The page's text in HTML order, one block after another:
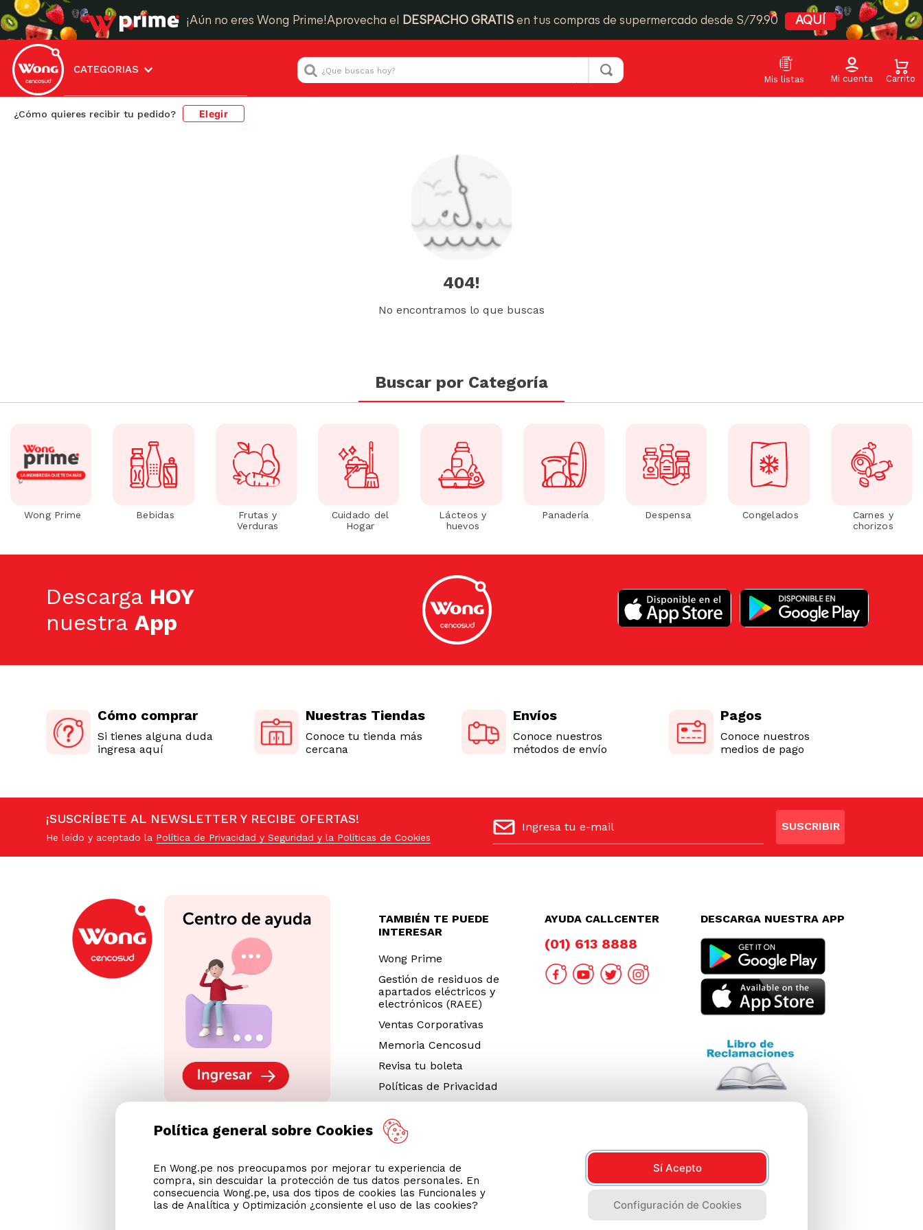
¡Aún no eres Wong Prime!Aprovecha el DESPACHO GRATIS en tus compras de supermercado desde S/79.90 AQUÍ
CATEGORIAS
¿Que buscas hoy?
¿Cómo quieres recibir tu pedido? Elegir
404!
No encontramos lo que buscas
Buscar por Categoría
Wong Prime Bebidas
Frutas y
Verduras
Cuidado del
Hogar
Lácteos y
huevos
Panadería Despensa Congelados
Carnes y
chorizos
Descarga HOY
nuestraApp
Cómo comprar
Si tienes alguna duda
ingresa aquí
Nuestras Tiendas
Conoce tu tienda más
cercana
Envíos
Conoce nuestros
métodos de envío
Pagos
Conoce nuestros
medios de pago
¡SUSCRÍBETE AL NEWSLETTER Y RECIBE OFERTAS!
He leído y aceptado la Política de Privacidad y Seguridad y la Políticas de Cookies
SUSCRIBIR
TAMBIÉN TE PUEDE
INTERESAR
Wong Prime
Gestión de residuos de
apartados eléctricos y
electrónicos (RAEE)
Ventas Corporativas
Memoria Cencosud
Revisa tu boleta
Políticas de Privacidad
Legales
Código de Ética
Cyber Wong 2026
Decargar App
AYUDA CALLCENTER
(01) 613 8888
DESCARGA NUESTRA APP
Política general sobre Cookies
En Wong.pe nos preocupamos por mejorar tu experiencia de
compra, sin descuidar la protección de tus datos personales. En
consecuencia Wong.pe, usa dos tipos de cookies las Funcionales y
las de Analítica y Optimización ¿consiente el uso de las cookies?
Sí Acepto
Configuración de Cookies